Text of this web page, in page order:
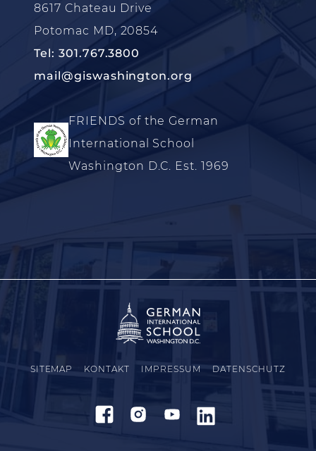
8617 Chateau Drive
Potomac MD, 20854
Tel: 301.767.3800
mail@giswashington.org
FRIENDS of the German
International School
Washington D.C. Est. 1969
SITEMAP KONTAKT IMPRESSUM DATENSCHUTZ